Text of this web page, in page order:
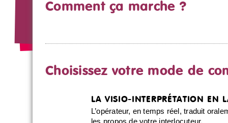
Comment ça marche ?
Choisissez votre mode de
LA VISIO-INTERPRÉTATION EN
L’opérateur, en temps réel, traduit